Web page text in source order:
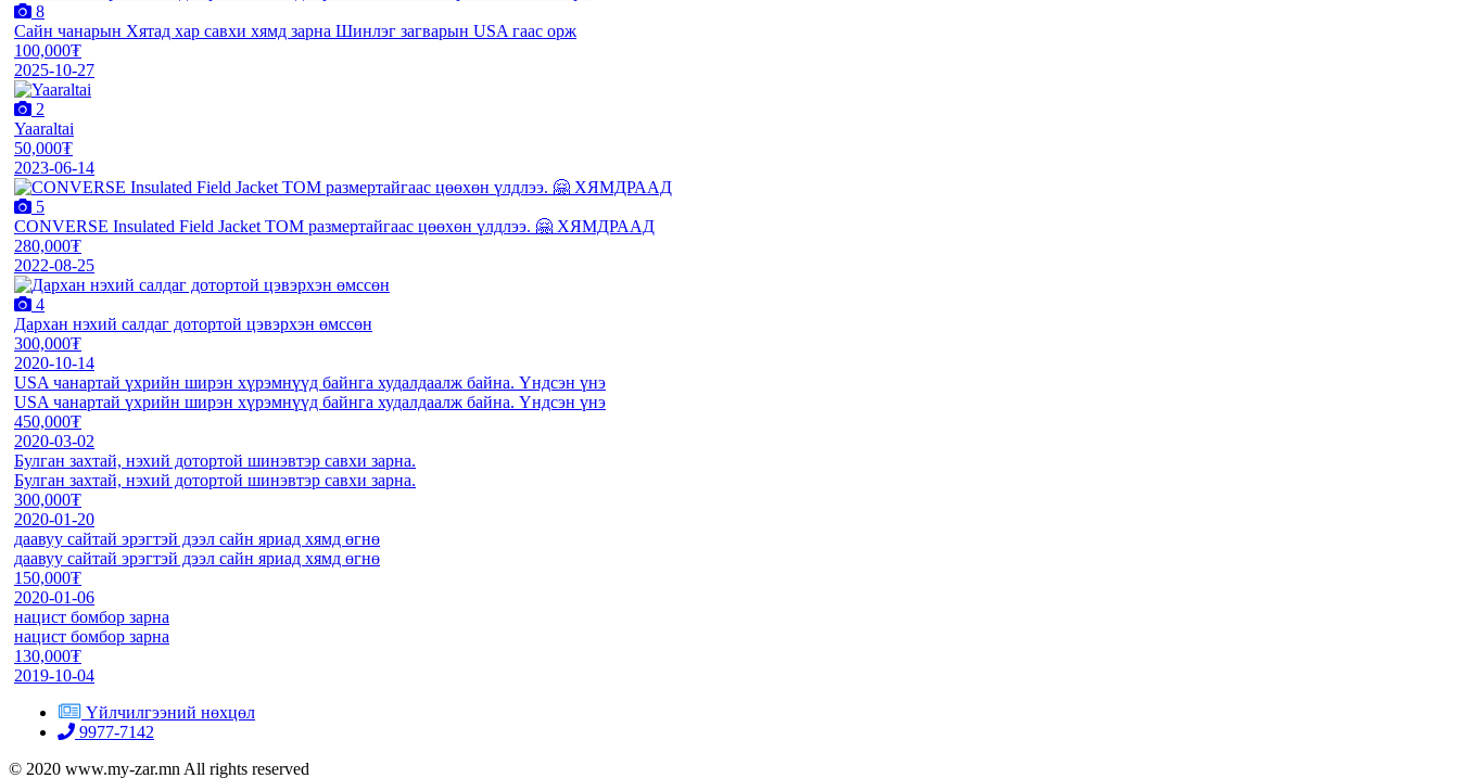
8
Сайн чанарын Хятад хар савхи хямд зарна Шинлэг загварын USA гаас орж
100,000₮
2025-10-27
2
Yaaraltai
50,000₮
2023-06-14
5
CONVERSE Insulated Field Jacket ТОМ размертайгаас цөөхөн үлдлээ. 🤗 ХЯМДРААД
280,000₮
2022-08-25
4
Дархан нэхий салдаг дотортой цэвэрхэн өмссөн
300,000₮
2020-10-14
USA чанартай үхрийн ширэн хүрэмнүүд байнга худалдаалж байна. Үндсэн үнэ
USA чанартай үхрийн ширэн хүрэмнүүд байнга худалдаалж байна. Үндсэн үнэ
450,000₮
2020-03-02
Булган захтай, нэхий дотортой шинэвтэр савхи зарна.
Булган захтай, нэхий дотортой шинэвтэр савхи зарна.
300,000₮
2020-01-20
даавуу сайтай эрэгтэй дээл сайн яриад хямд өгнө
даавуу сайтай эрэгтэй дээл сайн яриад хямд өгнө
150,000₮
2020-01-06
нацист бомбор зарна
нацист бомбор зарна
130,000₮
2019-10-04
Үйлчилгээний нөхцөл
9977-7142
© 2020 www.my-zar.mn All rights reserved